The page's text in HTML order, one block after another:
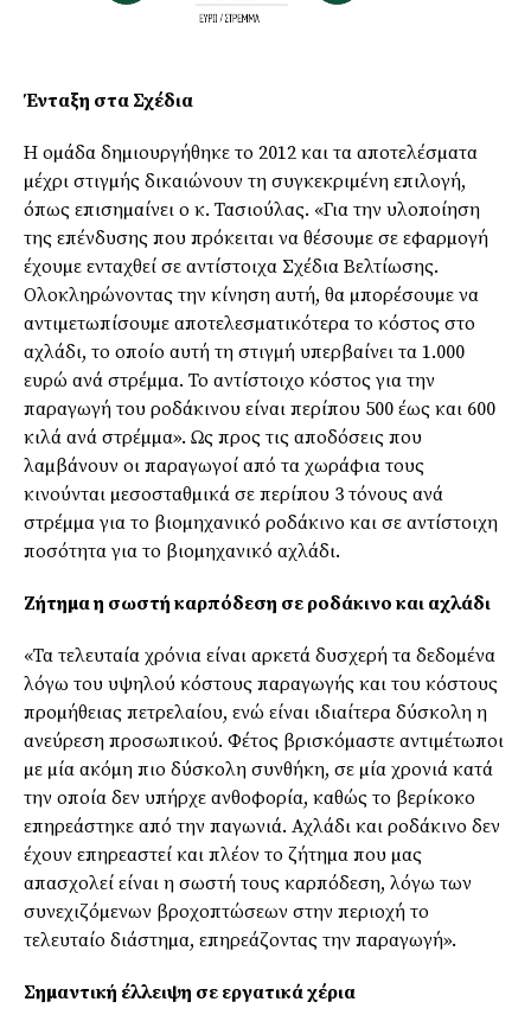
Ένταξη στα Σχέδια
Η οµάδα δηµιουργήθηκε το 2012 και τα αποτελέσµατα
µέχρι στιγµής δικαιώνουν τη συγκεκριµένη επιλογή,
όπως επισηµαίνει ο κ. Τασιούλας. «Για την υλοποίηση
της επένδυσης που πρόκειται να θέσουµε σε εφαρµογή
έχουµε ενταχθεί σε αντίστοιχα Σχέδια Βελτίωσης.
Ολοκληρώνοντας την κίνηση αυτή, θα µπορέσουµε να
αντιµετωπίσουµε αποτελεσµατικότερα το κόστος στο
αχλάδι, το οποίο αυτή τη στιγµή υπερβαίνει τα 1.000
ευρώ ανά στρέµµα. Το αντίστοιχο κόστος για την
παραγωγή του ροδάκινου είναι περίπου 500 έως και 600
κιλά ανά στρέµµα». Ως προς τις αποδόσεις που
λαµβάνουν οι παραγωγοί από τα χωράφια τους
κινούνται µεσοσταθµικά σε περίπου 3 τόνους ανά
στρέµµα για το βιοµηχανικό ροδάκινο και σε αντίστοιχη
ποσότητα για το βιοµηχανικό αχλάδι.
Ζήτηµα η σωστή καρπόδεση σε ροδάκινο και αχλάδι
«Τα τελευταία χρόνια είναι αρκετά δυσχερή τα δεδοµένα
λόγω του υψηλού κόστους παραγωγής και του κόστους
προµήθειας πετρελαίου, ενώ είναι ιδιαίτερα δύσκολη η
ανεύρεση προσωπικού. Φέτος βρισκόµαστε αντιµέτωποι
µε µία ακόµη πιο δύσκολη συνθήκη, σε µία χρονιά κατά
την οποία δεν υπήρχε ανθοφορία, καθώς το βερίκοκο
επηρεάστηκε από την παγωνιά. Αχλάδι και ροδάκινο δεν
έχουν επηρεαστεί και πλέον το ζήτηµα που µας
απασχολεί είναι η σωστή τους καρπόδεση, λόγω των
συνεχιζόµενων βροχοπτώσεων στην περιοχή το
τελευταίο διάστηµα, επηρεάζοντας την παραγωγή».
Σηµαντική έλλειψη σε εργατικά χέρια